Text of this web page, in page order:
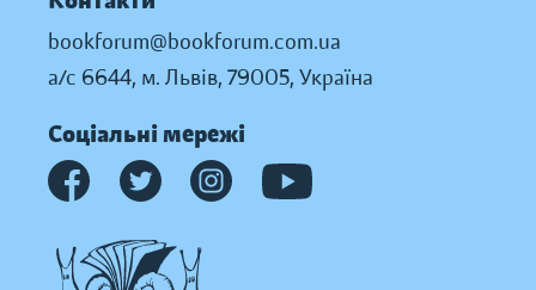
bookforum@bookforum.com.ua
а/с 6644, м. Львів, 79005, Україна
Соціальні мережі